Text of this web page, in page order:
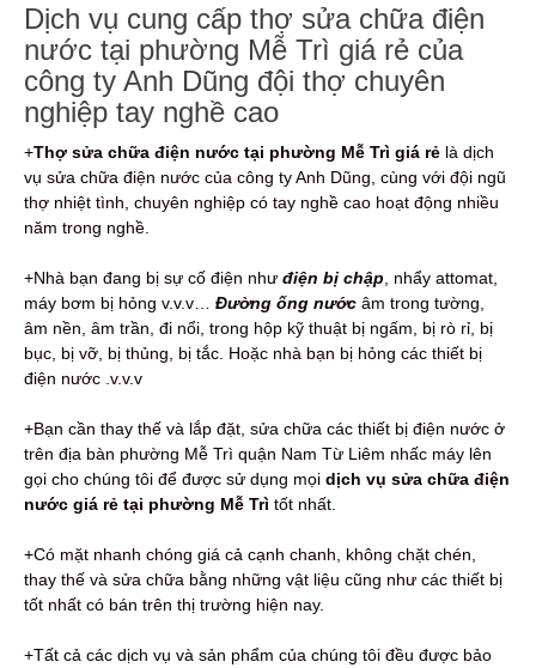
Dịch vụ cung cấp thợ sửa chữa điện
nước tại phường Mễ Trì giá rẻ của
công ty Anh Dũng đội thợ chuyên
nghiệp tay nghề cao
+Thợ sửa chữa điện nước tại phường Mễ Trì giá rẻ là dịch
vụ sửa chữa điện nước của công ty Anh Dũng, cùng với đội ngũ
thợ nhiệt tình, chuyên nghiệp có tay nghề cao hoạt động nhiều
năm trong nghề.
+Nhà bạn đang bị sự cố điện như điện bị chập , nhẩy attomat,
máy bơm bị hỏng v.v.v… Đường ống nước âm trong tường,
âm nền, âm trần, đi nổi, trong hộp kỹ thuật bị ngấm, bị rò rỉ, bị
bục, bị vỡ, bị thủng, bị tắc. Hoặc nhà bạn bị hỏng các thiết bị
điện nước .v.v.v
+Bạn cần thay thế và lắp đặt, sửa chữa các thiết bị điện nước ở
trên địa bàn phường Mễ Trì quận Nam Từ Liêm nhấc máy lên
gọi cho chúng tôi để được sử dụng mọi dịch vụ sửa chữa điện
nước giá rẻ tại phường Mễ Trì tốt nhất.
+Có mặt nhanh chóng giá cả cạnh chanh, không chặt chén,
thay thế và sửa chữa bằng những vật liệu cũng như các thiết bị
tốt nhất có bán trên thị trường hiện nay.
+Tất cả các dịch vụ và sản phẩm của chúng tôi đều được bảo